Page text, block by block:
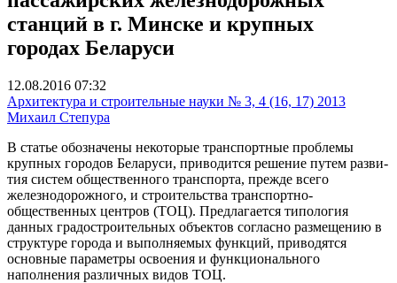
станций в г. Минске и крупных
городах Беларуси
12.08.2016 07:32
Архитектура и строительные науки № 3, 4 (16, 17) 2013
Михаил Степура
В статье обозначены некоторые транспортные проблемы
крупных городов Беларуси, приводится решение путем разви­
тия систем общественного транспорта, прежде всего
железнодорожного, и строительства транспортно-
общественных центров (ТОЦ). Предлагается типология
данных градостроительных объектов согласно размещению в
структуре города и выполняемых функций, приводятся
основные параметры освоения и функционального
наполнения различных видов ТОЦ.